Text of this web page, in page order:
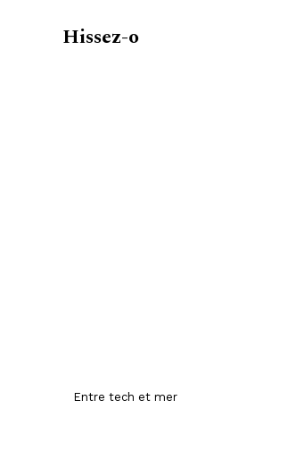
Hissez-o
Entre tech et mer